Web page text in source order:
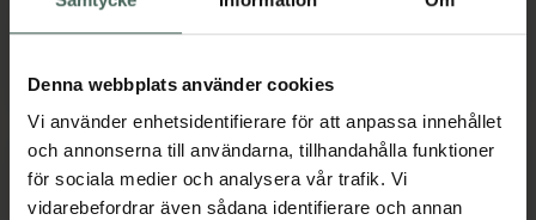
Denna webbplats använder cookies
Vi använder enhetsidentifierare för att anpassa innehållet
och annonserna till användarna, tillhandahålla funktioner
för sociala medier och analysera vår trafik. Vi
vidarebefordrar även sådana identifierare och annan
44,90 kr
Köp Neutrogena Norwegian Hand Cream,